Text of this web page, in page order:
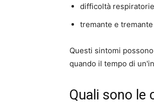
difficoltà
tremante e tremante
Questi sintomi
quando il tempo di
Quali sono le